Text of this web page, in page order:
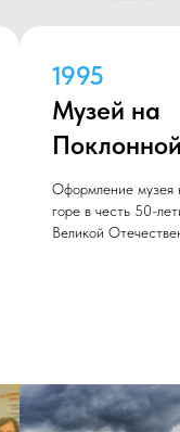
1995
Музей на
Оформление музея
горе в честь 50-
Великой